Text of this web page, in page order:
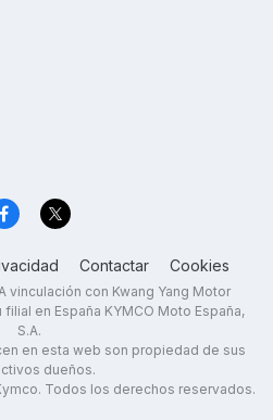
Contactar Cookies
vinculación con Kwang Yang Motor
en España KYMCO Moto España,
S.A.
en esta web son propiedad de sus
dueños.
Todos los derechos reservados.